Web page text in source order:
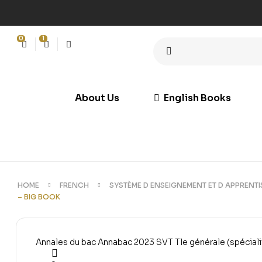
1
0
English Books
About Us
HOME FRENCH
SYSTÈME D ENSEIGNEMENT ET D
– BIG BOOK